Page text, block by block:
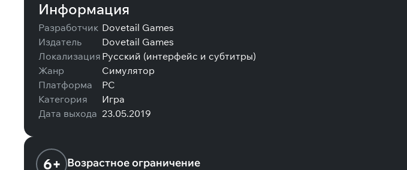
Информация
Разработчик Dovetail Games
Издатель
Dovetail Games
Локализация Русский (интерфейс и субтитры)
Жанр
Симулятор
Платформа
PC
Категория
Игра
Дата выхода 23.05.2019
6+ Возрастное ограничение